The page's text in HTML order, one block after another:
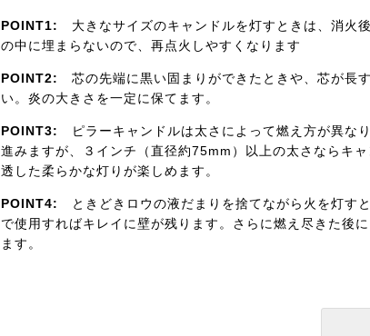
POINT1: 大きなサイズのキャンドルを灯すときは、消火
の中に埋まらないので、再点火しやすくなります
POINT2: 芯の先端に黒い固まりができたときや、芯が長
い。炎の大きさを一定に保てます。
POINT3: ピラーキャンドルは太さによって燃え方が異な
進みますが、３インチ（直径約75mm）以上の太さならキ
透した柔らかな灯りが楽しめます。
POINT4: ときどきロウの液だまりを捨てながら火を灯す
で使用すればキレイに壁が残ります。さらに燃え尽きた後
ます。